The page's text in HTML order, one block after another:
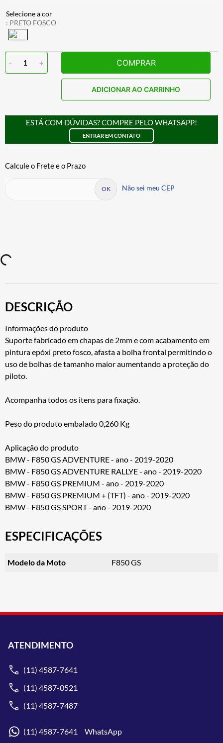
: PRETO FOSCO
- 1 + COMPRAR
ADICIONAR AO CARRINHO
ESTÁ COM DÚVIDAS? COMPRE PELO WHATSAPP!
ENTRAR EM CONTATO
Não sei meu CEP
DESCRIÇÃO
Informações do produto
Suporte fabricado em chapas de 2mm e com acabamento em
pintura epóxi preto fosco, afasta a bolha frontal permitindo o
uso de bolhas de tamanho maior aumentando a proteção do
piloto.
Acompanha todos os itens para fixação.
Peso do produto embalado 0,260 Kg
Aplicação do produto
BMW - F850 GS ADVENTURE - ano - 2019-2020
BMW - F850 GS ADVENTURE RALLYE - ano - 2019-2020
BMW - F850 GS PREMIUM - ano - 2019-2020
BMW - F850 GS PREMIUM + (TFT) - ano - 2019-2020
BMW - F850 GS SPORT - ano - 2019-2020
ESPECIFICAÇÕES
Modelo da Moto F850 GS
ATENDIMENTO
(11) 4587-7641
(11) 4587-0521
(11) 4587-7487
(11) 4587-7641 WhatsApp